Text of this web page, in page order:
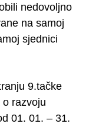
nedovoljno
na samoj
sjednici
9.tačke
razvoju
01. 01. – 31.